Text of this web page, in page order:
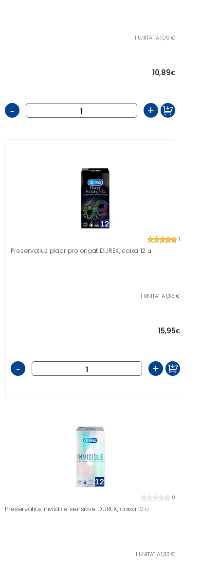
1 UNITAT A 1,09 €
10,89€
- +
1
Preservatius plaer prolongat DUREX, caixa 12 u
1 UNITAT A 1,33 €
15,95€
- +
0
Preservatius invisible sensitive DUREX, caixa 12 u
1 UNITAT A 1,33 €